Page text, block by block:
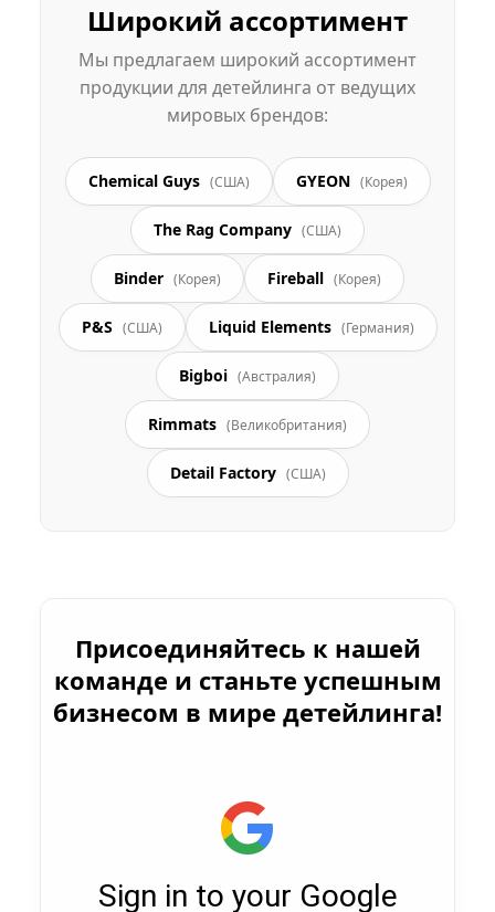
Широкий ассортимент
Мы предлагаем широкий ассортимент
продукции для детейлинга от ведущих
мировых брендов:
Chemical Guys (США) GYEON (Корея)
The Rag Company (США)
Binder (Корея) Fireball (Корея)
P&S (США) Liquid Elements (Германия)
Bigboi (Австралия)
Rimmats (Великобритания)
Detail Factory (США)
Присоединяйтесь к нашей
команде и станьте успешным
бизнесом в мире детейлинга!